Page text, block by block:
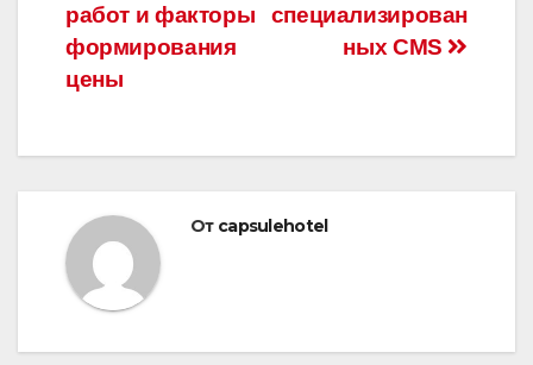
специализирован
ных CMS
работ и факторы
формирования
цены
От capsulehotel